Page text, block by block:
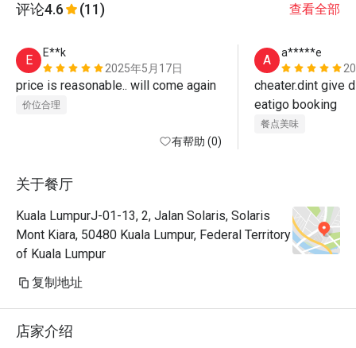
评论4.6 (11) 查看全部
E
E**k
2025年5月17日
price is reasonable.. will come again
价位合理
有帮助 (0)
A
a*****e
cheater.dint give
eatigo booking
餐点美味
关于餐厅
Kuala LumpurJ-01-13, 2, Jalan Solaris, Solaris
Mont Kiara, 50480 Kuala Lumpur, Federal Territory
of Kuala Lumpur
复制地址
店家介绍